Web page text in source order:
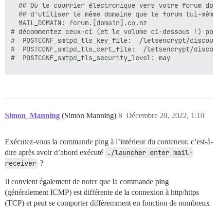
## Où le courrier électronique vers votre forum
## d'utiliser le même domaine que le forum lui-
  MAIL_DOMAIN: forum.[domain].co.nz
# décommentez ceux-ci (et le volume ci-dessous !)
#  POSTCONF_smtpd_tls_key_file:  /letsencrypt/
#  POSTCONF_smtpd_tls_cert_file:  /letsencrypt/
#  POSTCONF_smtpd_tls_security_level: may
  ## l'URL doit inclure le sous-dossier !
DISCOURSE_MAIL_ENDPOINT: 'https://
## La clé API maître de votre forum Discourse.
## l'onglet "API" de votre panneau
  DISCOURSE_API_KEY: 639[rest of API key]884ef
## renommé l'utilisateur `system`, vous devriez le
  DISCOURSE_API_USERNAME: system
Simon_Manning (Simon Manning) Décembre 20, 2022, 1:10
8
Exécutez-vous la commande ping à l’intérieur du conteneur, c’est-à-
dire après avoir d’abord exécuté
./launcher enter mail-
receiver ?
Il convient également de noter que la commande ping
(généralement ICMP) est différente de la connexion à http/https
(TCP) et peut se comporter différemment en fonction de nombreux